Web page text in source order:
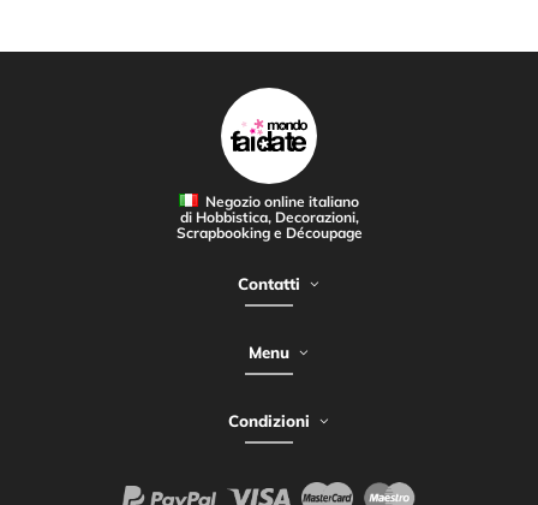
Negozio online italiano
di Hobbistica, Decorazioni,
Scrapbooking e Découpage
Contatti
Menu
Condizioni